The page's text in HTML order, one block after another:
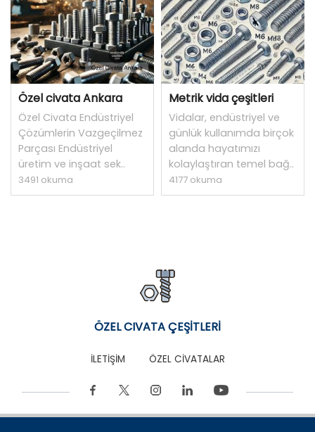
Özel civata Ankara
Özel Civata Endüstriyel
Çözümlerin Vazgeçilmez
Parçası Endüstriyel
üretim ve inşaat sek..
3491 okuma
Metrik vida çeşitleri
Vidalar, endüstriyel ve
günlük kullanımda birçok
alanda hayatımızı
kolaylaştıran temel bağ..
4177 okuma
ÖZEL CIVATA ÇEŞİTLERİ
İLETİŞİM ÖZEL CİVATALAR